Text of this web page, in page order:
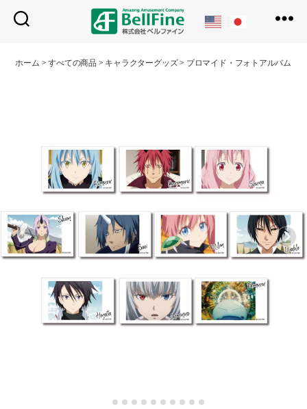
フ
ホーム >すべての商品 > キャラクターグッズ> ブロマイド・フォトアルバム